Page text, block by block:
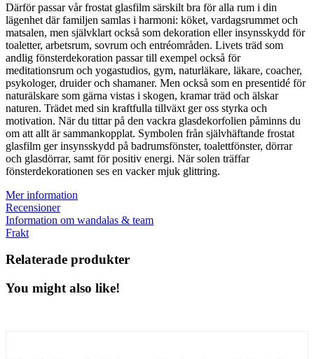
Därför passar vår frostat glasfilm särskilt bra för alla rum i din
lägenhet där familjen samlas i harmoni: köket, vardagsrummet och
matsalen, men självklart också som dekoration eller insynsskydd för
toaletter, arbetsrum, sovrum och entréområden. Livets träd som
andlig fönsterdekoration passar till exempel också för
meditationsrum och yogastudios, gym, naturläkare, läkare, coacher,
psykologer, druider och shamaner. Men också som en presentidé för
naturälskare som gärna vistas i skogen, kramar träd och älskar
naturen. Trädet med sin kraftfulla tillväxt ger oss styrka och
motivation. När du tittar på den vackra glasdekorfolien påminns du
om att allt är sammankopplat. Symbolen från självhäftande frostat
glasfilm ger insynsskydd på badrumsfönster, toalettfönster, dörrar
och glasdörrar, samt för positiv energi. När solen träffar
fönsterdekorationen ses en vacker mjuk glittring.
Mer information
Recensioner
Information om wandalas & team
Frakt
Relaterade produkter
You might also like!